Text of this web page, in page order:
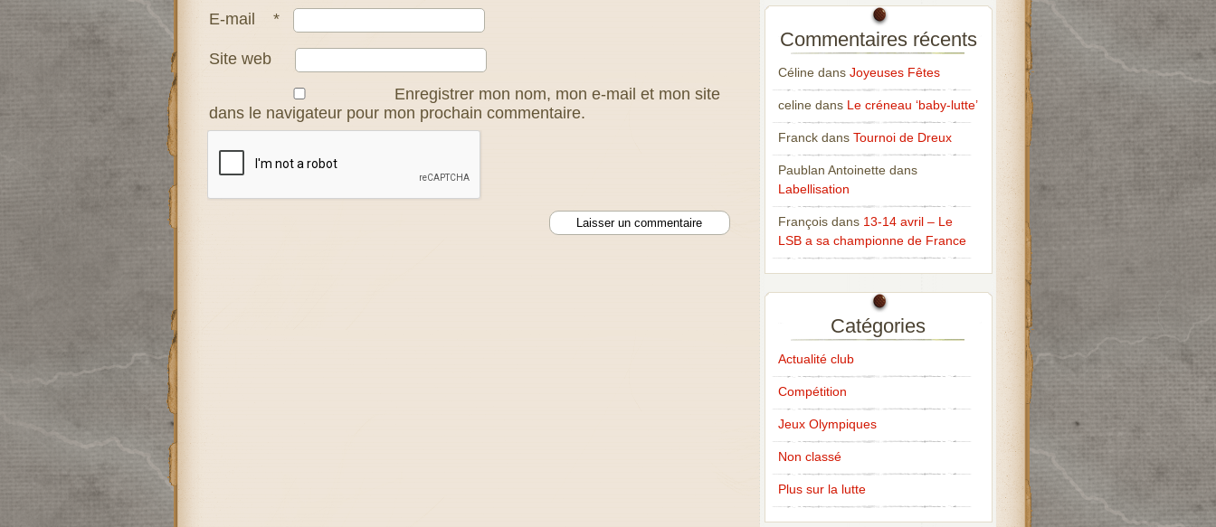
E-mail *
Site web
Enregistrer mon nom, mon e-mail et mon site
dans le navigateur pour mon prochain commentaire.
Commentaires récents
Célinedans Joyeuses Fêtes
celinedans Le créneau ‘baby-lutte’
Franckdans Tournoi de Dreux
Paublan Antoinettedans
Labellisation
Françoisdans 13-14 avril – Le
LSB a sa championne de France
Catégories
Actualité club
Compétition
Jeux Olympiques
Non classé
Plus sur la lutte